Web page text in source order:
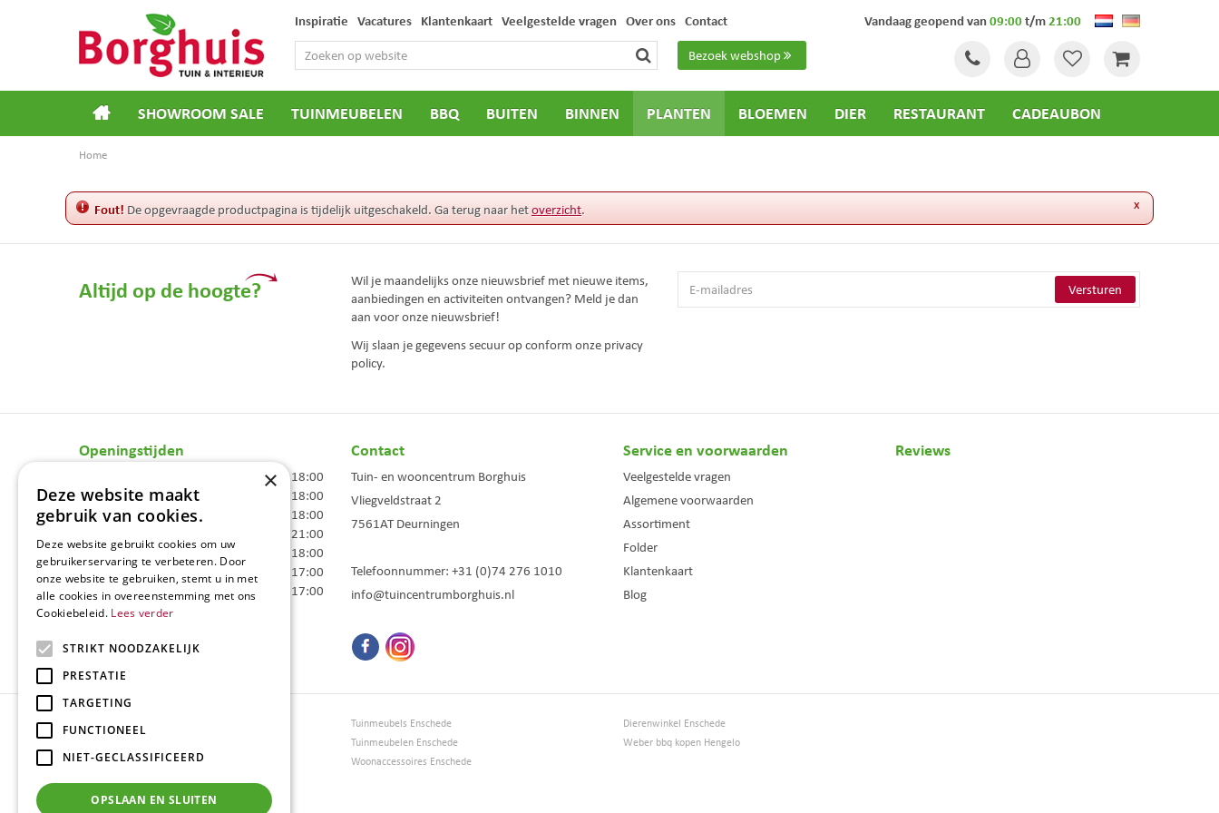
Home
Bezoek webshop
Inspiratie Vacatures Klantenkaart Veelgestelde vragen Over ons Contact Vandaag geopend van09:00t/m21:00
SHOWROOM SALE TUINMEUBELEN BBQ BUITEN BINNEN PLANTEN BLOEMEN DIER RESTAURANT CADEAUBON
x
Fout! De opgevraagde productpagina is tijdelijk uitgeschakeld. Ga terug naar hetoverzicht.
Altijd op de hoogte?
Wil je maandelijks onze nieuwsbrief met nieuwe items,
aanbiedingen en activiteiten ontvangen? Meld je dan
aan voor onze nieuwsbrief!
Wij slaan je gegevens secuur op conform onze privacy
policy.
Openingstijden
09:00 - 18:00
Dinsdag
09:00 - 18:00
Woensdag
09:00 - 18:00
09:00 - 21:00
Vrijdag
09:00 - 18:00
Zaterdag
09:00 - 17:00
Zondag
10:00 - 17:00
Contact
Tuin- en wooncentrum Borghuis
Vliegveldstraat 2
7561AT Deurningen
Telefoonnummer: +31 (0)74 276 1010
info@tuincentrumborghuis.nl
Service en voorwaarden
Veelgestelde vragen
Algemene voorwaarden
Assortiment
Folder
Klantenkaart
Blog
Reviews
Tuincentrum Borghuis
Loungesets
Bloemen
Barbecues
Tuinmeubels Enschede
Tuinmeubelen Enschede
Woonaccessoires Enschede
Dierenwinkel Enschede
Weber bbq kopen Hengelo
×
Deze website maakt
gebruik van cookies.
Deze website gebruikt cookies om uw
gebruikerservaring te verbeteren. Door
onze website te gebruiken, stemt u in met
alle cookies in overeenstemming met ons
Cookiebeleid. Lees verder
STRIKT NOODZAKELIJK
PRESTATIE
TARGETING
FUNCTIONEEL
NIET-GECLASSIFICEERD
OPSLAAN EN SLUITEN